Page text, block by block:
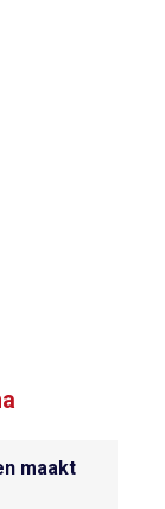
maakt